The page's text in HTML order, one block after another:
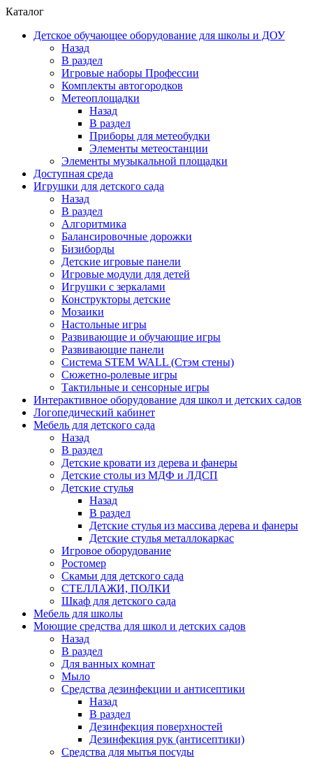
Каталог
Детское обучающее оборудование для школы и ДОУ
Назад
В раздел
Игровые наборы Профессии
Комплекты автогородков
Метеоплощадки
Назад
В раздел
Приборы для метеобудки
Элементы метеостанции
Элементы музыкальной площадки
Доступная среда
Игрушки для детского сада
Назад
В раздел
Алгоритмика
Балансировочные дорожки
Бизиборды
Детские игровые панели
Игровые модули для детей
Игрушки с зеркалами
Конструкторы детские
Мозаики
Настольные игры
Развивающие и обучающие игры
Развивающие панели
Система STEM WALL (Cтэм стены)
Сюжетно-ролевые игры
Тактильные и сенсорные игры
Интерактивное оборудование для школ и детских садов
Логопедический кабинет
Мебель для детского сада
Назад
В раздел
Детские кровати из дерева и фанеры
Детские столы из МДФ и ЛДСП
Детские стулья
Назад
В раздел
Детские стулья из массива дерева и фанеры
Детские стулья металлокаркас
Игровое оборудование
Ростомер
Скамьи для детского сада
СТЕЛЛАЖИ, ПОЛКИ
Шкаф для детского сада
Мебель для школы
Моющие средства для школ и детских садов
Назад
В раздел
Для ванных комнат
Мыло
Средства дезинфекции и антисептики
Назад
В раздел
Дезинфекция поверхностей
Дезинфекция рук (антисептики)
Средства для мытья посуды